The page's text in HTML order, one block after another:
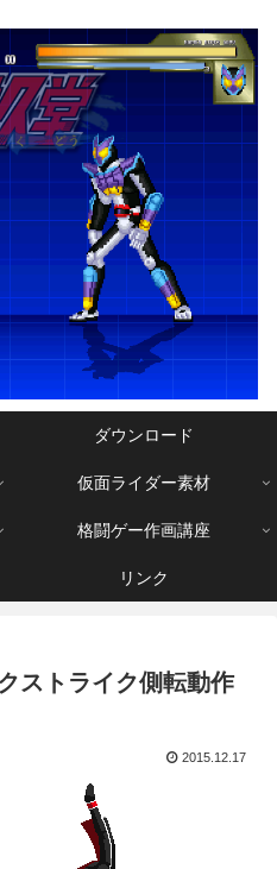
ダウンロード
仮面ライダー素材
格闘ゲー作画講座
リンク
ストライク側転動作
2015.12.17